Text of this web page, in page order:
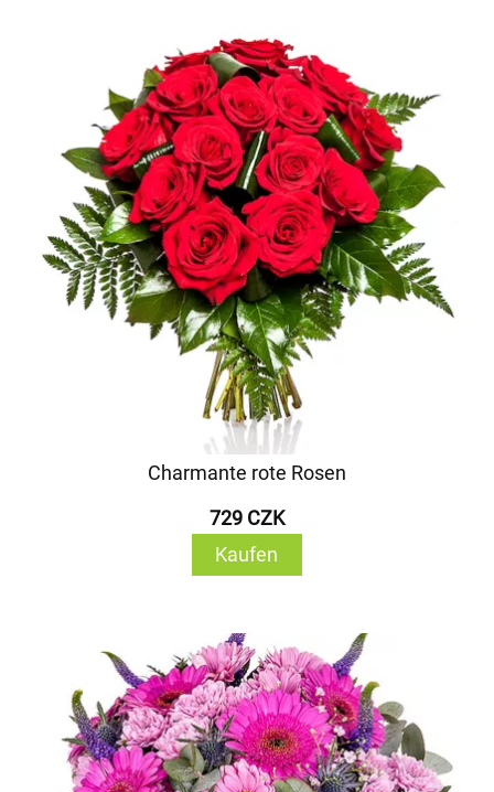
Charmante rote Rosen
729 CZK
Kaufen